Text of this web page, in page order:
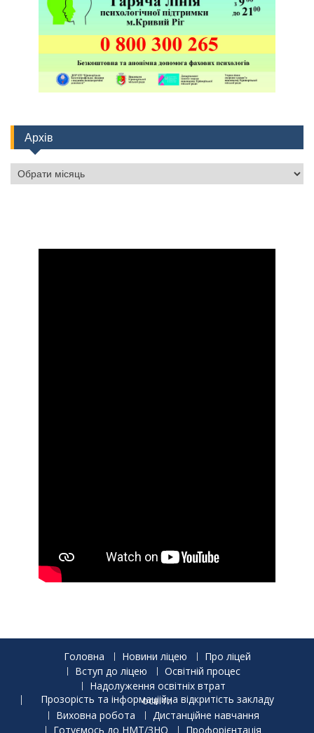
Архів
Головна Новини ліцею
Про ліцей
Вступ до ліцею
Освітній процес
Надолуження освітніх втрат
Прозорість та інформаціійна відкритість закладу освіти
Виховна робота
Дистанційне навчання
Готуємось до НМТ/ЗНО
Профорієнтація